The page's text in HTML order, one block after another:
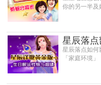
你的另一半及
星辰落
星辰落点如何
「家庭环境